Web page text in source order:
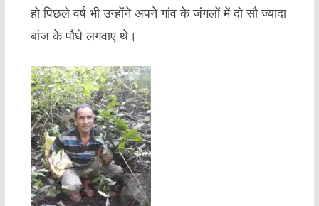
हो पिछले वर्ष भी उन्होंने अपने गांव के जंगलों में दो सौ ज्यादा
बांज के पौधे लगवाए थे।